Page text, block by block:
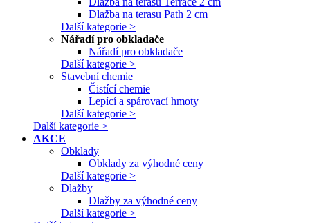
Dlažba na terasu Path 2 cm
Další kategorie >
Nářadí pro obkladače
Nářadí pro obkladače
Další kategorie >
Stavební chemie
Čistící chemie
Lepící a spárovací hmoty
Další kategorie >
Další kategorie >
AKCE
Obklady
Obklady za výhodné ceny
Další kategorie >
Dlažby
Dlažby za výhodné ceny
Další kategorie >